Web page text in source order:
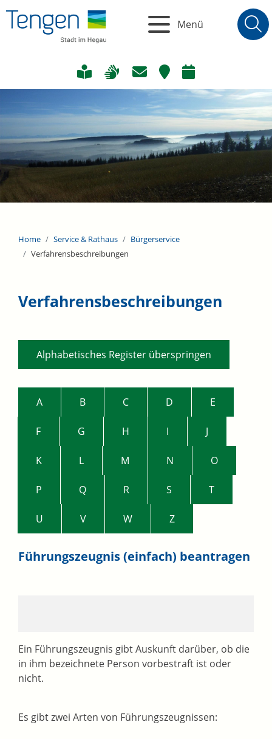
Menü
Home Service & Rathaus
Bürgerservice
Verfahrensbeschreibungen
Verfahrensbeschreibungen
Alphabetisches Register überspringen
A B C D E
F G H I J
K L M N O
P Q R S T
U V W Z
Führungszeugnis (einfach) beantragen
Ein Führungszeugnis gibt Auskunft darüber, ob die
in ihm bezeichnete Person vorbestraft ist oder
nicht.
Es gibt zwei Arten von Führungszeugnissen: